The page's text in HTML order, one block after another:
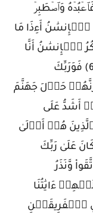
وَٱصۡطَبِرۡ
لَهُۥ سَمِيّٗا (65) وَيَقُولُ ٱلۡإِنسَٰنُ أَءِذَا مَا
أَوَ لَا يَذۡكُرُ ٱلۡإِنسَٰنُ أَنَّا
خَلَقۡنَٰهُ مِن قَبۡلُ وَلَمۡ يَكُ شَيۡـٔٗا (67) فَوَرَبِّكَ
حَوۡلَ جَهَنَّمَ
أَشَدُّ عَلَى
أَعۡلَمُ بِٱلَّذِينَ هُمۡ أَوۡلَىٰ
كَانَ عَلَىٰ رَبِّكَ
ٱتَّقَواْ وَّنَذَرُ
تُتۡلَىٰ عَلَيۡهِمۡ ءَايَٰتُنَا
أَيُّ ٱلۡفَرِيقَيۡنِ